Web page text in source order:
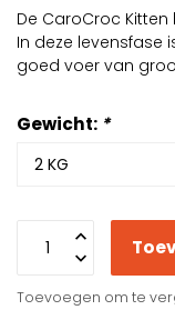
De CaroCroc
In deze levensfase
goed voer van
Gewicht: *
Toevoegen om te